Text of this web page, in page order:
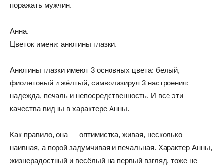
поражать мужчин.
Анна.
Цветок имени: анютины глазки.
Анютины глазки имеют 3 основных цвета: белый,
фиолетовый и жёлтый, символизируя 3 настроения:
надежда, печаль и непосредственность. И все эти
качества видны в характере Анны.
Как правило, она — оптимистка, живая, несколько
наивная, а порой задумчивая и печальная. Характер Анны,
жизнерадостный и весёлый на первый взгляд, тоже не